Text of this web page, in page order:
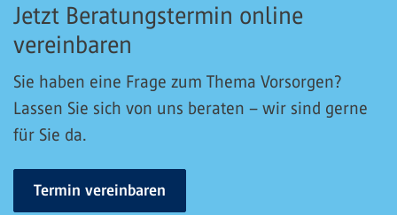
Jetzt Beratungstermin online
vereinbaren
Sie haben eine Frage zum Thema Vorsorgen?
Lassen Sie sich von uns beraten – wir sind gerne
für Sie da.
Termin vereinbaren